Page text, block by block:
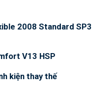
2008 Standard SP3
V13 HSP
kiện thay thế